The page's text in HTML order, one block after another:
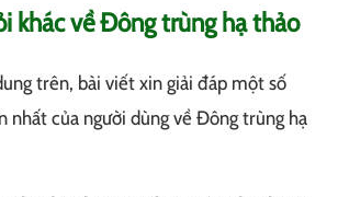
khác về Đông trùng hạ thảo
trên, bài viết xin giải đáp một số
nhất của người dùng về Đông trùng hạ